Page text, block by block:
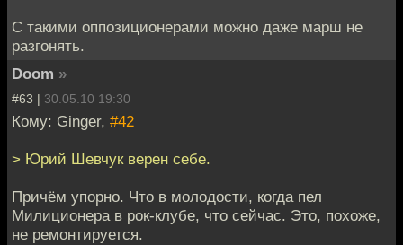
С такими оппозиционерами можно даже марш не
разгонять.
Doom »
#63 | 30.05.10 19:30
Кому: Ginger, #42
> Юрий Шевчук верен себе.
Причём упорно. Что в молодости, когда пел
Милиционера в рок-клубе, что сейчас. Это, похоже,
не ремонтируется.